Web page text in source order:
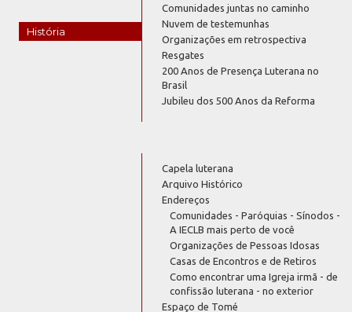
História
Comunidades juntas no caminho
Nuvem de testemunhas
Organizações em retrospectiva
Resgates
200 Anos de Presença Luterana no
Brasil
Jubileu dos 500 Anos da Reforma
Capela luterana
Arquivo Histórico
Endereços
Comunidades - Paróquias - Sínodos -
A IECLB mais perto de você
Organizações de Pessoas Idosas
Casas de Encontros e de Retiros
Como encontrar uma Igreja irmã - de
confissão luterana - no exterior
Espaço de Tomé